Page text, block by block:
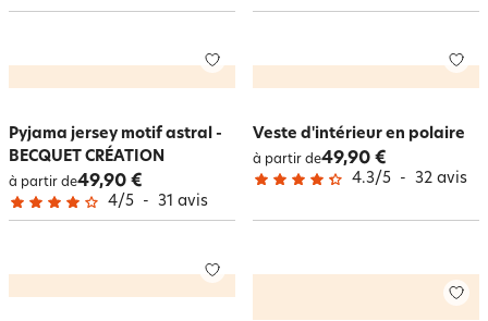
Pyjama jersey motif astral -
BECQUET CRÉATION
à partir de49,90 €
4/5 - 31 avis
Veste d'intérieur en polaire
à partir de49,90 €
4.3/5 - 32 avis